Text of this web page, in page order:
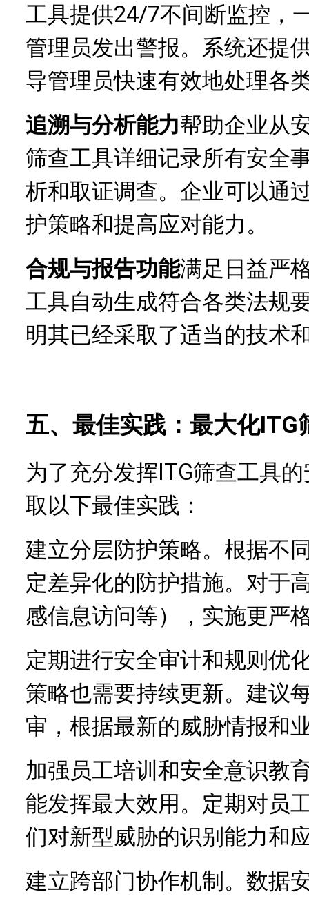
工具提供24/7不间断监控，
管理员发出警报。系统还提
导管理员快速有效地处理各
追溯与分析能力帮助企业从
筛查工具详细记录所有安全
析和取证调查。企业可以通
护策略和提高应对能力。
合规与报告功能满足日益严
工具自动生成符合各类法规
明其已经采取了适当的技术
五、最佳实践：最大化ITG
为了充分发挥ITG筛查工具
取以下最佳实践：
建立分层防护策略。根据不
定差异化的防护措施。对于
感信息访问等），实施更严
定期进行安全审计和规则优
策略也需要持续更新。建议
审，根据最新的威胁情报和
加强员工培训和安全意识教
能发挥最大效用。定期对员
们对新型威胁的识别能力和
建立跨部门协作机制。数据